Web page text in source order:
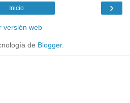
›
Inicio
versión web
de Blogger.